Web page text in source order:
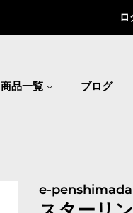
ロ
商品一覧 ブログ
e-penshimada